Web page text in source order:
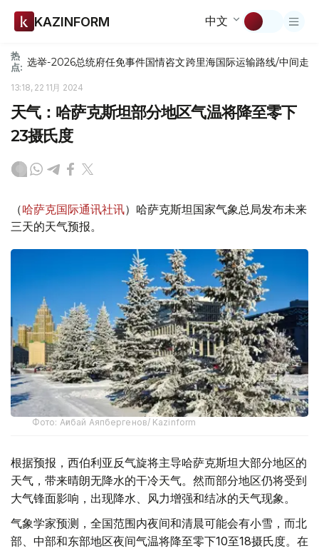
KAZINFORM 中文
热
点: 选举-2026总统府任免事件国情咨文跨里海国际运输路线/中间走廊
13:18, 22 11月 2024
天气：哈萨克斯坦部分地区气温将降至零下
23摄氏度
（哈萨克国际通讯社讯）哈萨克斯坦国家气象总局发布未来
三天的天气预报。
Фото: Ағибай Аяпбергенов/ Kazinform
根据预报，西伯利亚反气旋将主导哈萨克斯坦大部分地区的
天气，带来晴朗无降水的干冷天气。然而部分地区仍将受到
大气锋面影响，出现降水、风力增强和结冰的天气现象。
气象学家预测，全国范围内夜间和清晨可能会有小雪，而北
部、中部和东部地区夜间气温将降至零下10至18摄氏度。在